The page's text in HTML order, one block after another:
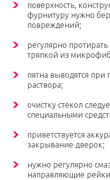
поверхность,
фурнитуру нужно
повреждений;
регулярно
тряпкой из
пятна выводятся
раствора;
очистку стекол
специальными
приветствуется
закрывание дверок;
нужно регулярно
направляющие